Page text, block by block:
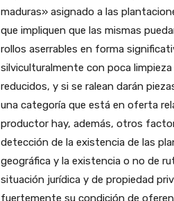
maduras» asignado a las
que impliquen que las mismas
rollos aserrables en forma
silviculturalmente con poca
reducidos, y si se ralean darán
una categoría que está en oferta
productor hay, además, otros
detección de la existencia de las
geográfica y la existencia o no de
situación jurídica y de propiedad
fuertemente su condición de